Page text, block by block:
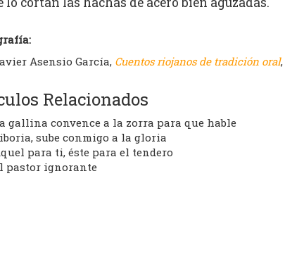
Asensio García, Cuentos riojanos de tradición oral
Relacionados
gallina convence a la zorra para que hable
sube conmigo a la gloria
para ti, éste para el tendero
pastor ignorante